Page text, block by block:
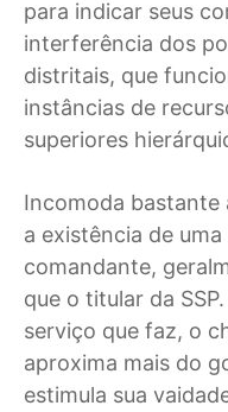
para indicar seus
interferência dos
distritais, que
instâncias de
superiores
Incomoda bastante
a existência de
comandante,
que o titular da
serviço que faz, o
aproxima mais do
estimula sua